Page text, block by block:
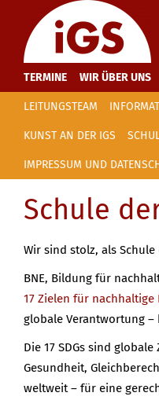
TERMINE WIR ÜBER UNS
LEITUNGSTEAM
KUNST AN DER IGS
IMPRESSUM UND
Schule
Wir sind stolz, als
BNE, Bildung für
17 Zielen für nachhaltige
globale Verantwortung
Die 17 SDGs sind
Gesundheit,
weltweit – für eine